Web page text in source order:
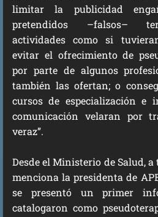
limitar la publicidad
pretendidos –falsos–
actividades como si
evitar el ofrecimiento de
por parte de algunos
también las ofertan; o
cursos de especialización e
comunicación velaran por
veraz”.
Desde el Ministerio de Salud, a
menciona la presidenta de
se presentó un primer
catalogaron como